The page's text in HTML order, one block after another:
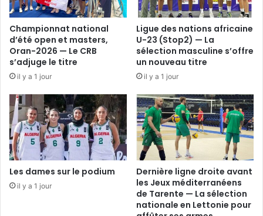
Championnat national
d’été open et masters,
Oran-2026 — Le CRB
s’adjuge le titre
il y a 1 jour
Ligue des nations africaine
U-23 (Stop2) — La
sélection masculine s’offre
un nouveau titre
il y a 1 jour
Les dames sur le podium
il y a 1 jour
Dernière ligne droite avant
les Jeux méditerranéens
de Tarente — La sélection
nationale en Lettonie pour